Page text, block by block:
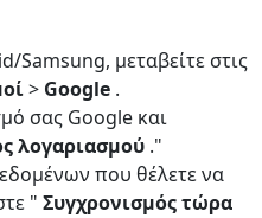
Samsung, μεταβείτε στις
> Google .
σας Google και
λογαριασμού ."
που θέλετε να
" Συγχρονισμός τώρα